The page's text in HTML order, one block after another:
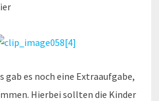
gab es noch eine Extraaufgabe,
Hierbei sollten die Kinder